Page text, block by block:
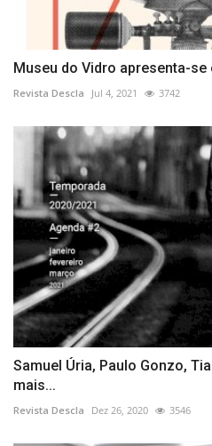
Museu do Vidro apresenta-se
Revista Descla Jul 4, 2021 3742
Samuel Úria, Paulo Gonzo,
mais...
Revista Descla Dez 26, 2020 3546